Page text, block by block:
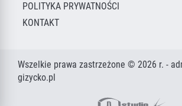
POLITYKA PRYWATNOŚCI
KONTAKT
Wszelkie prawa zastrzeżone © 2026 r. -
gizycko.pl